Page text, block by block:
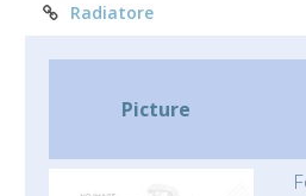
Radiatore
Picture